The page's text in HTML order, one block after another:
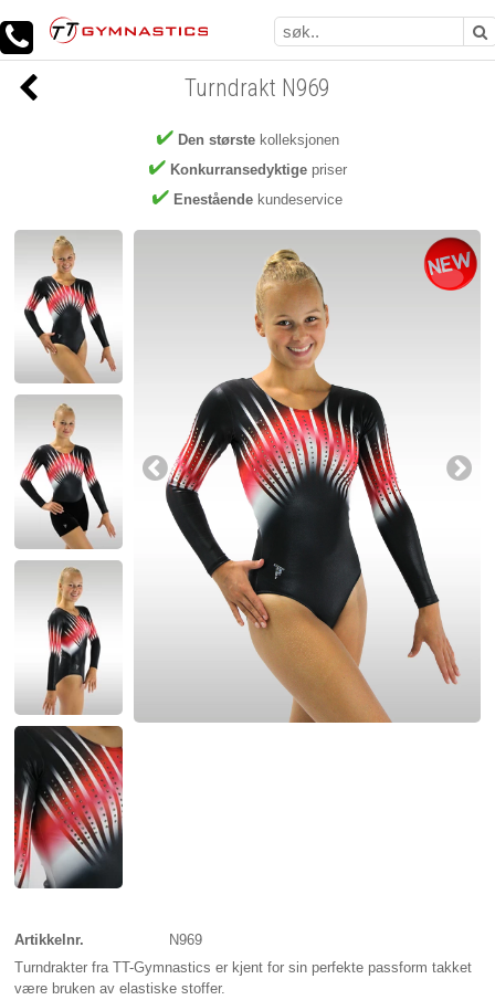
Den størstekolleksjonen
Konkurransedyktigepriser
Enestående kundeservice
Turndrakt N969
Artikkelnr.
N969
Turndrakter fra TT-Gymnastics er kjent for sin perfekte passform takket
være bruken av elastiske stoffer.